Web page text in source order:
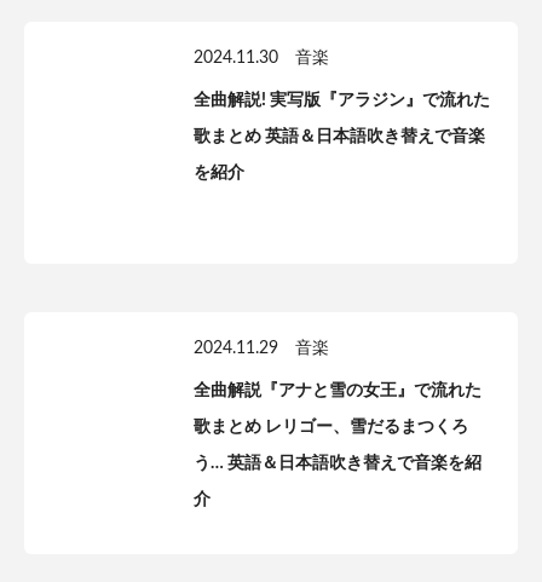
2024.11.30 音楽
全曲解説! 実写版『アラジン』で流れた
歌まとめ 英語＆日本語吹き替えで音楽
を紹介
2024.11.29 音楽
全曲解説『アナと雪の女王』で流れた
歌まとめ レリゴー、雪だるまつくろ
う… 英語＆日本語吹き替えで音楽を紹
介